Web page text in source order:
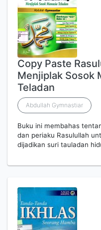
Copy Paste
Menjiplak Sosok
Teladan
Abdullah Gymnastiar
Buku ini membahas
dan periaku Rasulullah
dijadikan suri tauladan